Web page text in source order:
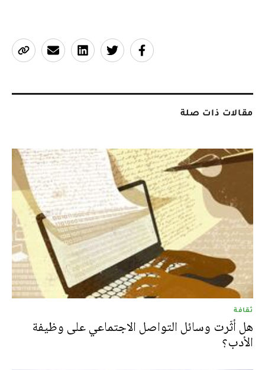
مقالات ذات صلة
ثقافة
هل أثّرت وسائل التواصل الاجتماعي على وظيفة
الأدب؟